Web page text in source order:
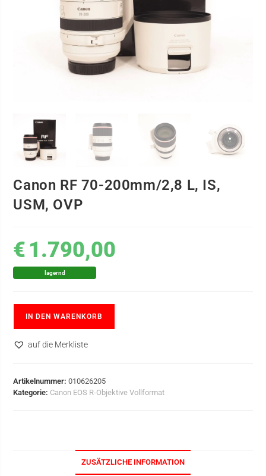
Canon RF 70-200mm/2,8 L, IS,
USM, OVP
€ 1.790,00
lagernd
IN DEN WARENKORB
auf die Merkliste
Artikelnummer:010626205
Kategorie: Canon EOS R-Objektive Vollformat
ZUSÄTZLICHE INFORMATION